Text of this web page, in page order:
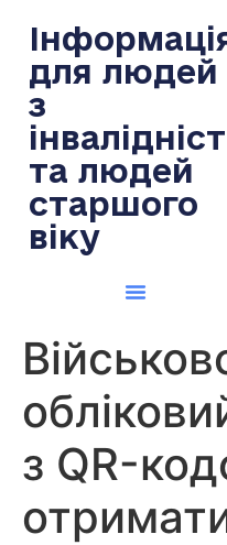
для людей
з
та людей
старшого
віку
з QR-